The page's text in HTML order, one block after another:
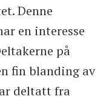
Denne
en interesse
på
fin blanding av
deltatt fra